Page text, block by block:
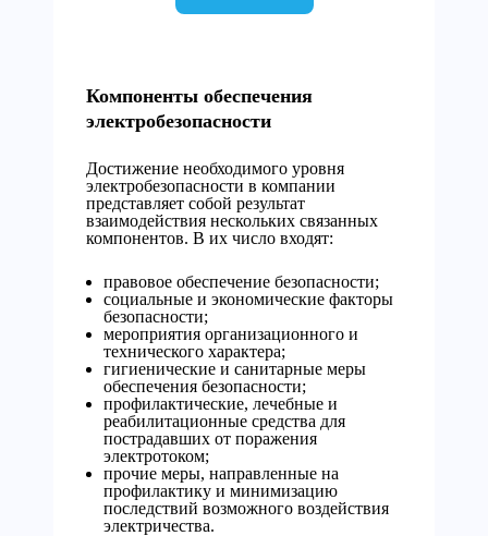
Компоненты обеспечения
электробезопасности
Достижение необходимого уровня
электробезопасности в компании
представляет собой результат
взаимодействия нескольких связанных
компонентов. В их число входят:
правовое обеспечение безопасности;
социальные и экономические факторы
безопасности;
мероприятия организационного и
технического характера;
гигиенические и санитарные меры
обеспечения безопасности;
профилактические, лечебные и
реабилитационные средства для
пострадавших от поражения
электротоком;
прочие меры, направленные на
профилактику и минимизацию
последствий возможного воздействия
электричества.